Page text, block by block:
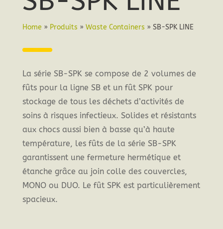
Home » Produits » Waste Containers » SB-SPK LINE
La série SB-SPK se compose de 2 volumes de
fûts pour la ligne SB et un fût SPK pour
stockage de tous les déchets d’activités de
soins à risques infectieux. Solides et résistants
aux chocs aussi bien à basse qu’à haute
température, les fûts de la série SB-SPK
garantissent une fermeture hermétique et
étanche grâce au join colle des couvercles,
MONO ou DUO. Le fût SPK est particulièrement
spacieux.